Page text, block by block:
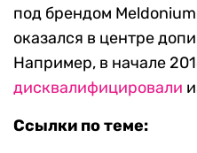
под брендом
оказался в центре
Например, в начале
дисквалифицировали
Ссылки по теме: